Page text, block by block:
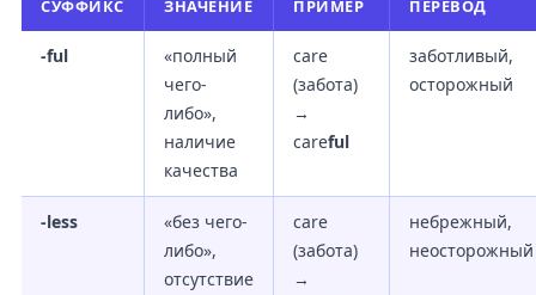
СУФФИКС ЗНАЧЕНИЕ ПРИМЕР ПЕРЕВОД
-ful
«полный
чего-
либо»,
наличие
качества
care
(забота)
→
careful
заботливый,
осторожный
-less
«без чего-
либо»,
отсутствие
care
(забота)
→
небрежный,
неосторожный